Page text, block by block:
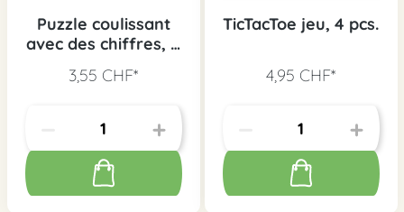
Puzzle coulissant
avec des chiffres, 4
3,55 CHF*
TicTacToe jeu, 4 pcs.
4,95 CHF*